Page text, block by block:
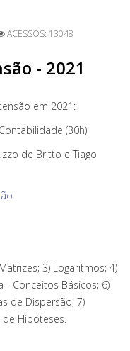
ACESSOS: 13048
- 2021
em 2021:
(30h)
de Britto e Tiago
3) Logaritmos; 4)
- Conceitos Básicos; 6)
de Dispersão; 7)
Hipóteses.